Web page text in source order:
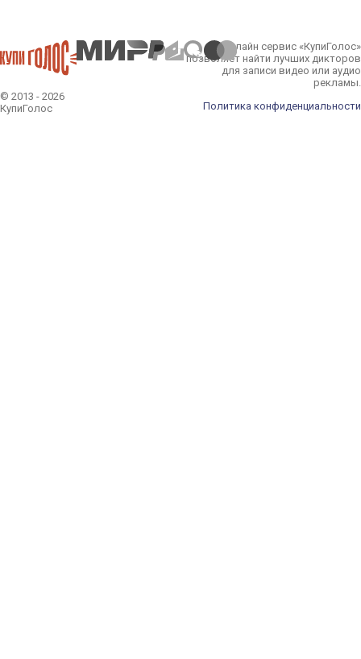
© 2013 - 2026
КупиГолос
Онлайн сервис «КупиГолос»
позволяет найти лучших дикторов
для записи видео или аудио
рекламы.
Политика конфиденциальности